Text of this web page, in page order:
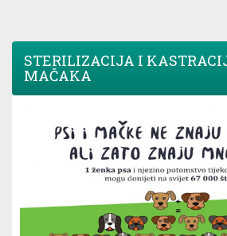
STERILIZACIJA I
MAČAKA